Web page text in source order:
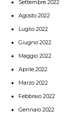
Settembre 2022
Agosto 2022
Luglio 2022
Giugno 2022
Maggio 2022
Aprile 2022
Marzo 2022
Febbraio 2022
Gennaio 2022